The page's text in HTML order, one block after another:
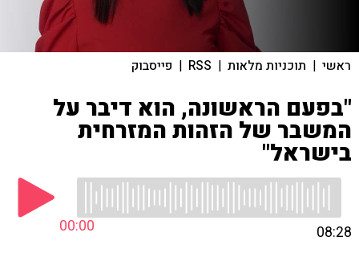
ראשי | תוכניות מלאות |
RSS
| פייסבוק
"בפעם הראשונה, הוא דיבר על
המשבר של הזהות המזרחית
בישראל"
00:00 08:28